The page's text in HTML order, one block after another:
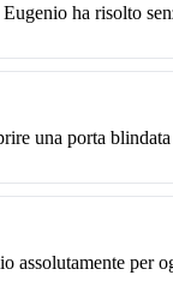
ha risolto
una porta
assolutamente per